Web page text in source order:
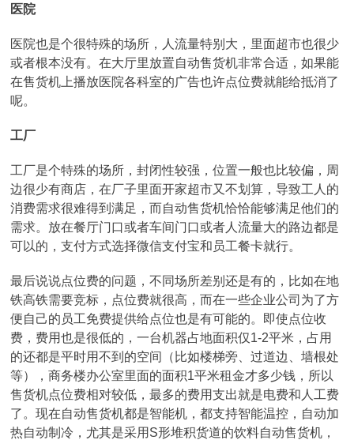
医院
医院也是个很特殊的场所，人流量特别大，里面超市也很少
或者根本没有。在大厅里放置自动售货机非常合适，如果能
在售货机上播放医院各科室的广告也许点位费就能给抵消了
呢。
工厂
工厂是个特殊的场所，封闭性较强，位置一般也比较偏，周
边很少有商店，在厂子里面开家超市又不划算，导致工人的
消费需求很难得到满足，而自动售货机恰恰能够满足他们的
需求。放在餐厅门口或者车间门口或者人流量大的路边都是
可以的，支付方式选择微信支付宝和员工餐卡就行。
最后说说点位费的问题，不同场所差别还是有的，比如在地
铁高铁需要竞标，点位费就很高，而在一些企业公司为了方
便自己的员工免费提供给点位也是有可能的。即使点位收
费，费用也是很低的，一台机器占地面积仅1-2平米，占用
的还都是平时用不到的空间（比如楼梯旁、过道边、墙根处
等），商务楼办公室里面的面积1平米租金才多少钱，所以
售货机点位费相对较低，最多的费用支出就是电费和人工费
了。现在自动售货机都是智能机，都支持智能温控，自动加
热自动制冷，尤其是采用S形堆积货道的饮料自动售货机，